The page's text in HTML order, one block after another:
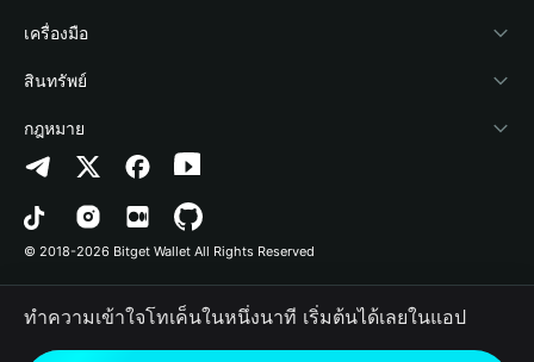
ข่าวสารด้านคริปโต
ศูนย์ช่วยเหลือ
ติดต่อเรา
ทรัพยากรข้อมูลของแบรนด์
อาชีพ
Payfi Crypto
Crypto Swap API
Altcoin Season Index
Prediction Markets
DApp
RWA
เชื่อมต่อ Wallet
Bitget Wallet Pay
ลิสต์โปรเจกต์
Protection Fund
เทคโนโลยีความปลอดภัย
เครื่องมือ
ซื้อคริปโต
การตรวจจับการอนุญาต
การตรวจจับสัญญา
การโอนเป็นชุด
สินทรัพย์
Arbitrum
Avalanche
Bitcoin
Polygon
กฎหมาย
นโยบายความเป็นส่วนตัว
ข้อตกลงในการใช้บริการ
© 2018-2026 Bitget Wallet All Rights Reserved
ทำความเข้าใจโทเค็นในหนึ่งนาที เริ่มต้นได้เลยในแอป